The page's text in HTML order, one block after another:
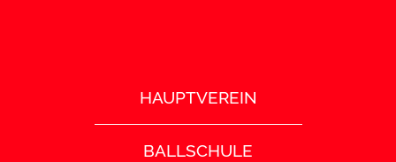
HAUPTVEREIN
BALLSCHULE